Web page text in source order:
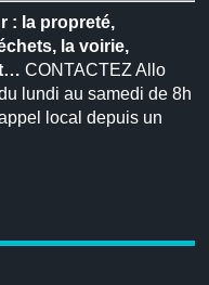
: la propreté,
la voirie,
CONTACTEZ Allo
lundi au samedi de 8h
local depuis un